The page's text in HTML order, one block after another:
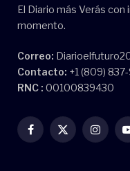
El Diario más Verás
momento.
Correo:
Contacto: +1 (809)
RNC : 00100839430
Facebook
X